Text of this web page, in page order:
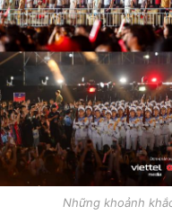
Những khoảnh